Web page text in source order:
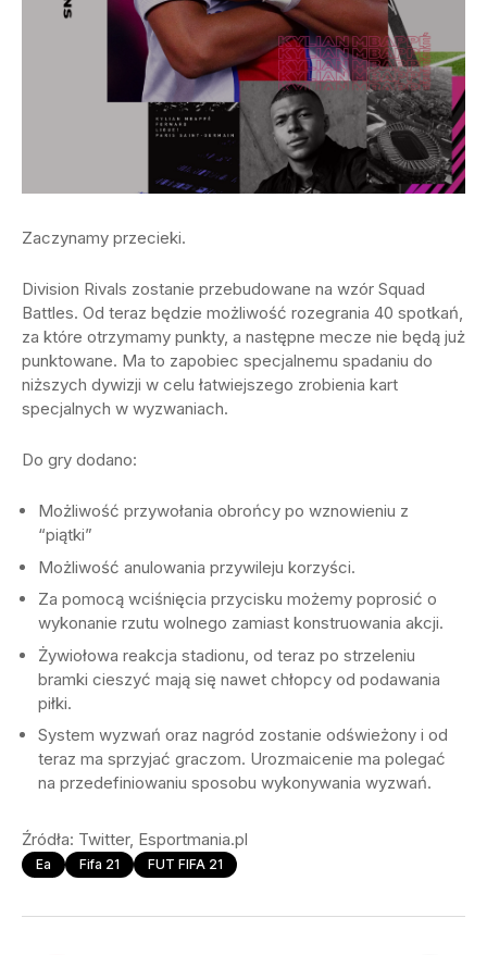
Zaczynamy przecieki.
Division Rivals zostanie przebudowane na wzór Squad
Battles. Od teraz będzie możliwość rozegrania 40 spotkań,
za które otrzymamy punkty, a następne mecze nie będą już
punktowane. Ma to zapobiec specjalnemu spadaniu do
niższych dywizji w celu łatwiejszego zrobienia kart
specjalnych w wyzwaniach.
Do gry dodano:
Możliwość przywołania obrońcy po wznowieniu z
“piątki”
Możliwość anulowania przywileju korzyści.
Za pomocą wciśnięcia przycisku możemy poprosić o
wykonanie rzutu wolnego zamiast konstruowania akcji.
Żywiołowa reakcja stadionu, od teraz po strzeleniu
bramki cieszyć mają się nawet chłopcy od podawania
piłki.
System wyzwań oraz nagród zostanie odświeżony i od
teraz ma sprzyjać graczom. Urozmaicenie ma polegać
na przedefiniowaniu sposobu wykonywania wyzwań.
Źródła: Twitter, Esportmania.pl
Ea Fifa 21 FUT FIFA 21